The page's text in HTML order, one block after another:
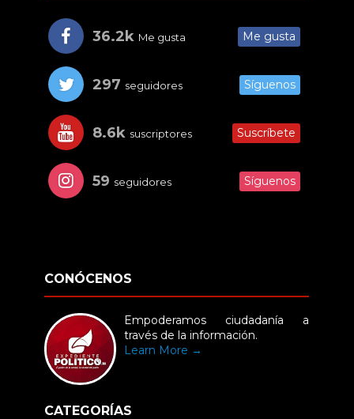
36.2k Me gusta Me gusta
297 seguidores Síguenos
8.6k suscriptores Suscríbete
59 seguidores Síguenos
CONÓCENOS
Empoderamos ciudadanía a
través de la información.
Learn More →
CATEGORÍAS